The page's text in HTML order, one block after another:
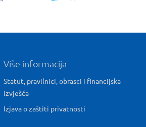
Više informacija
Statut, pravilnici, obrasci i financijska
izvješća
Izjava o zaštiti privatnosti